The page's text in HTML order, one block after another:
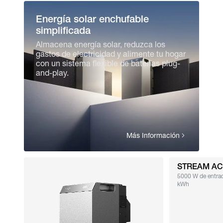
Energía solar enchufable
simplificada
Almacena energía solar, reduzca los
gastos de electricidad y alimente tu hogar
con un sistema flexible de baterías plug-
and-play.
Más Información
STREAM
5000 W de
kWh